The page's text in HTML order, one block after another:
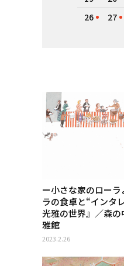
26
27
ー小さな家のローラ
ラの食卓と“インタ
光雅の世界』／森
雅館
2023.2.26